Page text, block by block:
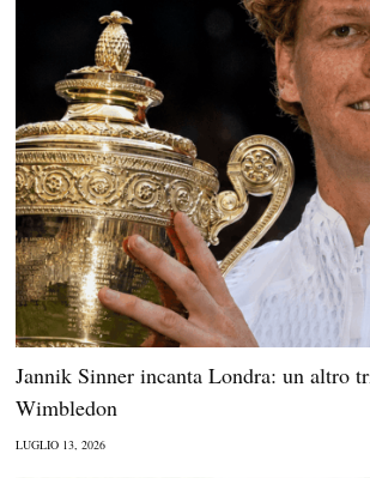
Jannik Sinner incanta Londra: un altro
Wimbledon
LUGLIO 13, 2026